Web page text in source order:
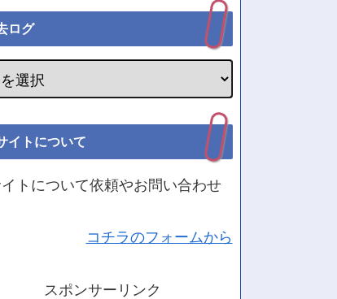
ログ
イトについて
トについて依頼やお問い合わせ
コチラのフォームから
スポンサーリンク